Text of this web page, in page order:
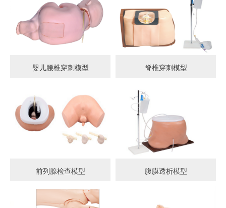
婴儿腰椎穿刺模型 脊椎穿刺模型
前列腺检查模型 腹膜透析模型